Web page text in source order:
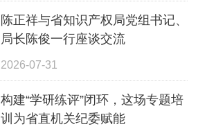
陈正祥与省知识产权局党组书记、
局长陈俊一行座谈交流
2026-07-31
构建“学研练评”闭环，这场专题培
训为省直机关纪委赋能